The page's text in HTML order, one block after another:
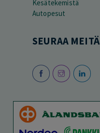
Kesätekemistä
Autopesut
SEURAA MEITÄ